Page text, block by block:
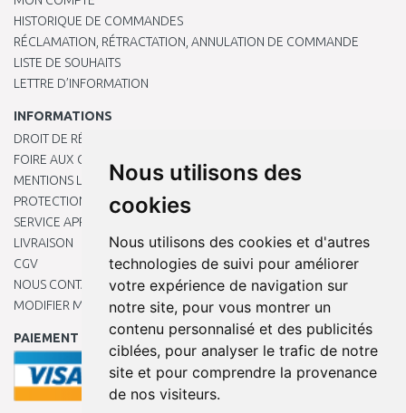
Nous utilisons des
cookies
Nous utilisons des cookies et d'autres
technologies de suivi pour améliorer
votre expérience de navigation sur
notre site, pour vous montrer un
contenu personnalisé et des publicités
ciblées, pour analyser le trafic de notre
site et pour comprendre la provenance
de nos visiteurs.
HISTORIQUE DE COMMANDES
RÉCLAMATION, RÉTRACTATION, ANNULATION DE COMMANDE
LISTE DE SOUHAITS
LETTRE D’INFORMATION
INFORMATIONS
DROIT DE RÉTRACTATION
FOIRE AUX QUESTIONS
MENTIONS LÉGALES
PROTECTION DES DONNÉES PERSONNELLES
SERVICE APRÈS-VENTE
LIVRAISON
CGV
NOUS CONTACTER
MODIFIER MES PRÉFÉRENCES DE COOKIES
PAIEMENT EN LIGNE